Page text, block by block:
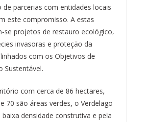
parcerias com entidades locais
este compromisso. A estas
se projetos de restauro ecológico,
invasoras e proteção da
com os Objetivos de
Sustentável.
com cerca de 86 hectares,
70 são áreas verdes, o Verdelago
densidade construtiva e pela